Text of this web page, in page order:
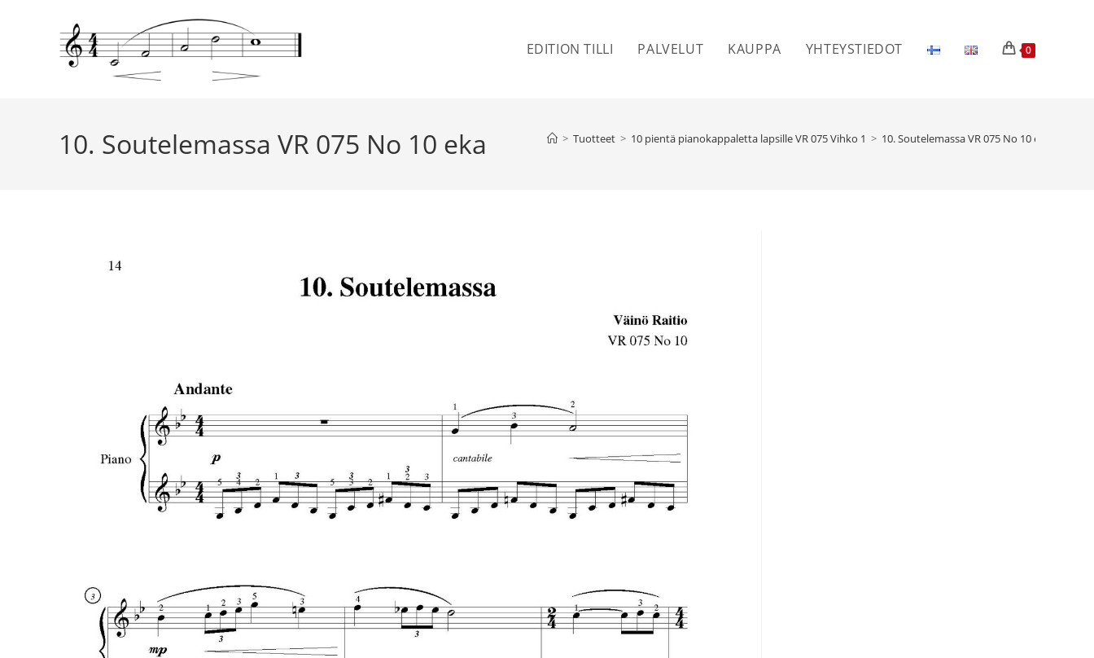
EDITION TILLI PALVELUT KAUPPA YHTEYSTIEDOT 0
10. Soutelemassa VR 075 No 10 eka > Tuotteet > 10 pientä pianokappaletta lapsille VR 075 Vihko 1 > 10. Soutelemassa VR 075 No 10 eka